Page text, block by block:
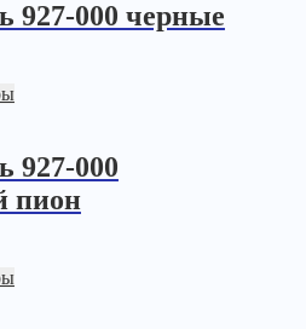
927-000 черные
927-000
пион